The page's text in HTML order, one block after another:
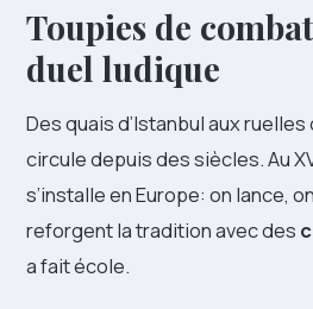
Toupies de
duel ludique
Des quais d’Istanbul aux
circule depuis des siècles. Au
s’installe en Europe: on lance,
reforgent la tradition avec des
a fait école.